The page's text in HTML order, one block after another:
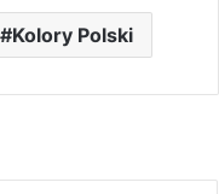
Kolory Polski